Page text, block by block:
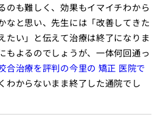
のも難しく、効果もイマイチわから
なと思い、先生には「改善してきた
たい」と伝えて治療は終了になりま
もよるのでしょうが、一体何回通っ
合治療を評判の今里の 矯正 医院で
わからないまま終了した通院でし